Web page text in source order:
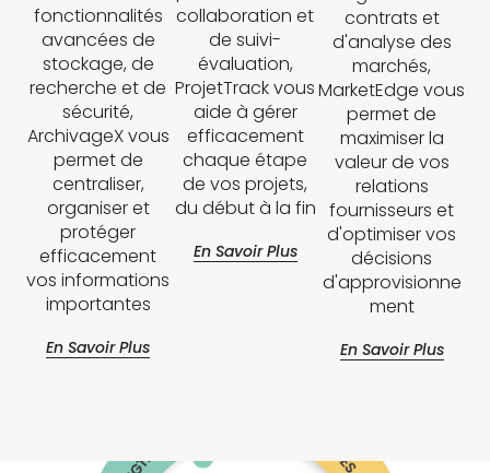
fonctionnalités
avancées de
stockage, de
recherche et de
sécurité,
ArchivageX vous
permet de
centraliser,
organiser et
protéger
efficacement
vos informations
importantes
En Savoir Plus
collaboration et
de suivi-
évaluation,
ProjetTrack vous
aide à gérer
efficacement
chaque étape
de vos projets,
du début à la fin
En Savoir Plus
contrats et
d'analyse des
marchés,
MarketEdge vous
permet de
maximiser la
valeur de vos
relations
fournisseurs et
d'optimiser vos
décisions
d'approvisionne
ment
En Savoir Plus